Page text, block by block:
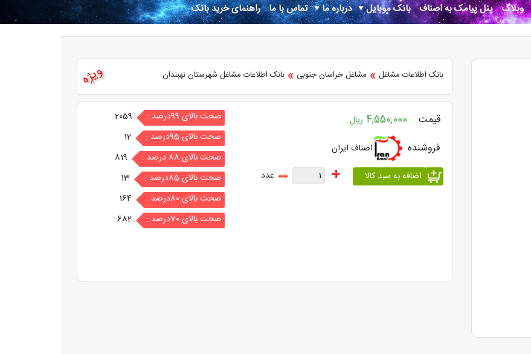
وبلاگ پنل پیامک به اصناف بانک موبایل درباره ما تماس با ما راهنمای خرید بانک
ویژه بانک اطلاعات مشاغل » مشاغل خراسان جنوبی » بانک اطلاعات مشاغل شهرستان نهبندان
قیمت 4,550,000 ریال
فروشنده
اصناف ایران
عدد
صحت بالای 99درصد :
2059
صحت بالای 95درصد :
12
صحت بالای 88 درصد :
819
صحت بالای 85درصد :
13
صحت بالای 80درصد :
164
صحت بالای 70درصد :
682